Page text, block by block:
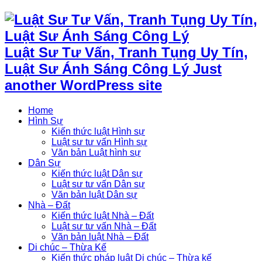
Luật Sư Tư Vấn, Tranh Tụng Uy Tín,
Luật Sư Ánh Sáng Công Lý Just
another WordPress site
Home
Hình Sự
Kiến thức luật Hình sự
Luật sư tư vấn Hình sự
Văn bản Luật hình sự
Dân Sự
Kiến thức luật Dân sự
Luật sư tư vấn Dân sự
Văn bản luật Dân sự
Nhà – Đất
Kiến thức luật Nhà – Đất
Luật sư tư vấn Nhà – Đất
Văn bản luật Nhà – Đất
Di chúc – Thừa Kế
Kiến thức pháp luật Di chúc – Thừa kế